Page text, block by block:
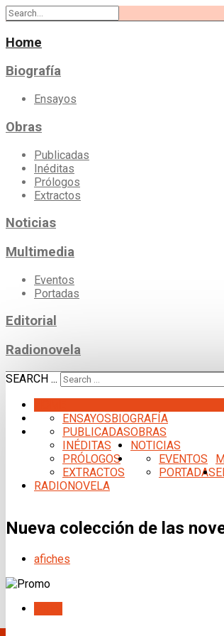
Home
Biografía
Ensayos
Obras
Publicadas
Inéditas
Prólogos
Extractos
Noticias
Multimedia
Eventos
Portadas
Editorial
Radionovela
SEARCH ...
BIOGRAFÍA
ENSAYOS
OBRAS
PUBLICADAS
INÉDITAS
PRÓLOGOS
EXTRACTOS
NOTICIAS
EVENTOS
PORTADAS
RADIONOVELA
Nueva colección de las
afiches